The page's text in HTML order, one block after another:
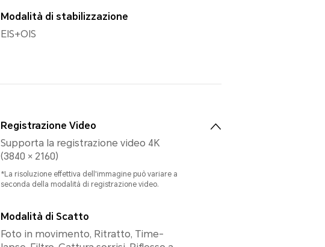
Modalità di stabilizzazione
EIS+OIS
Registrazione Video
Supporta la registrazione video 4K
(3840 × 2160)
*La risoluzione effettiva dell'immagine può variare a
seconda della modalità di registrazione video.
Modalità di Scatto
Foto in movimento, Ritratto, Time-